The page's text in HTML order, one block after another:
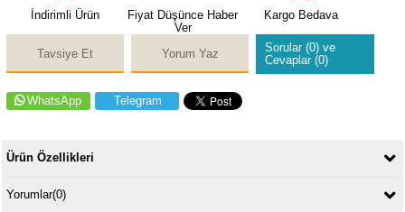
İndirimli Ürün
Fiyat Düşünce Haber
Ver
Kargo Bedava
Tavsiye Et Yorum Yaz
Sorular (0) ve
Cevaplar (0)
WhatsApp Telegram
Ürün Özellikleri
Yorumlar(0)